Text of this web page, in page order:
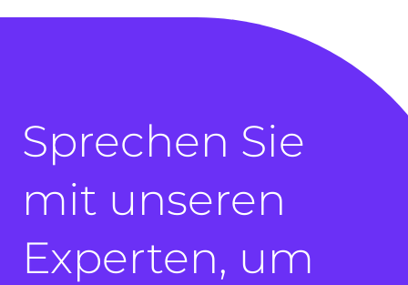
Sprechen Sie
mit unseren
Experten, um